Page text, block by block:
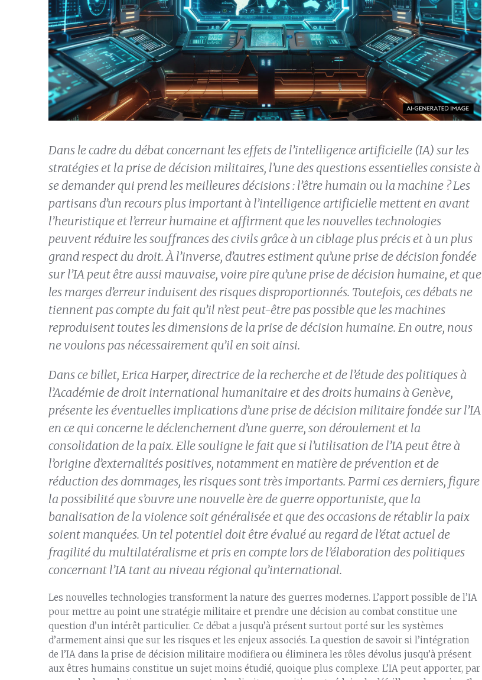
Dans le cadre du débat concernant les effets de l’intelligence artificielle (IA) sur les
stratégies et la prise de décision militaires, l’une des questions essentielles consiste à
se demander qui prend les meilleures décisions : l’être humain ou la machine ? Les
partisans d’un recours plus important à l’intelligence artificielle mettent en avant
l’heuristique et l’erreur humaine et affirment que les nouvelles technologies
peuvent réduire les souffrances des civils grâce à un ciblage plus précis et à un plus
grand respect du droit. À l’inverse, d’autres estiment qu’une prise de décision fondée
sur l’IA peut être aussi mauvaise, voire pire qu’une prise de décision humaine, et que
les marges d’erreur induisent des risques disproportionnés. Toutefois, ces débats ne
tiennent pas compte du fait qu’il n’est peut-être pas possible que les machines
reproduisent toutes les dimensions de la prise de décision humaine. En outre, nous
ne voulons pas nécessairement qu’il en soit ainsi.
Dans ce billet, Erica Harper, directrice de la recherche et de l’étude des politiques à
l’Académie de droit international humanitaire et des droits humains à Genève,
présente les éventuelles implications d’une prise de décision militaire fondée sur l’IA
en ce qui concerne le déclenchement d’une guerre, son déroulement et la
consolidation de la paix. Elle souligne le fait que si l’utilisation de l’IA peut être à
l’origine d’externalités positives, notamment en matière de prévention et de
réduction des dommages, les risques sont très importants. Parmi ces derniers, figure
la possibilité que s’ouvre une nouvelle ère de guerre opportuniste, que la
banalisation de la violence soit généralisée et que des occasions de rétablir la paix
soient manquées. Un tel potentiel doit être évalué au regard de l’état actuel de
fragilité du multilatéralisme et pris en compte lors de l’élaboration des politiques
concernant l’IA tant au niveau régional qu’international.
Les nouvelles technologies transforment la nature des guerres modernes. L’apport possible de l’IA
pour mettre au point une stratégie militaire et prendre une décision au combat constitue une
question d’un intérêt particulier. Ce débat a jusqu’à présent surtout porté sur les systèmes
d’armement ainsi que sur les risques et les enjeux associés. La question de savoir si l’intégration
de l’IA dans la prise de décision militaire modifiera ou éliminera les rôles dévolus jusqu’à présent
aux êtres humains constitue un sujet moins étudié, quoique plus complexe. L’IA peut apporter, par